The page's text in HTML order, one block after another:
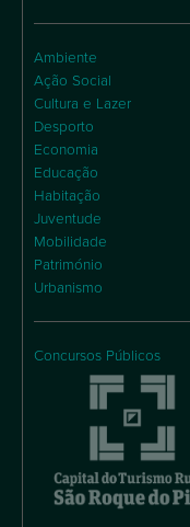
Ambiente
Ação Social
Cultura e Lazer
Desporto
Economia
Educação
Habitação
Juventude
Mobilidade
Património
Urbanismo
Concursos Públicos